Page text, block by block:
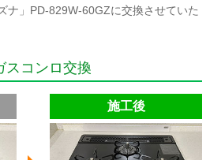
ナ」PD-829W-60GZに交換させていた
スコンロ交換
施工後